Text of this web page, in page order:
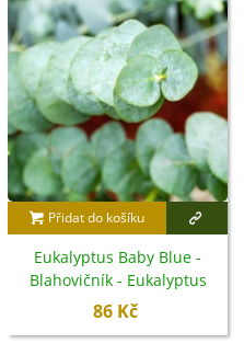
Přidat do košíku
Eukalyptus Baby Blue -
Blahovičník - Eukalyptus
pulverulenta - semena -
86 Kč